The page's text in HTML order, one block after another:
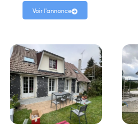
Voir l'annonce